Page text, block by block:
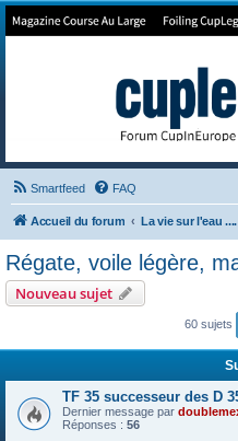
Forum de Cup In
Smartfeed FAQ
Accueil du forum
Régate, voile légère,
Nouveau sujet
60 sujets
TF 35 successeur des D
Dernier message par
Réponses : 56